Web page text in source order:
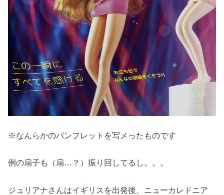
※なんらかのパンフレットを写メったものです
例の扇子も（扇…？）振り回してるし。。。
ジュリアナさんはイギリスを出発後、ニューカレドニア